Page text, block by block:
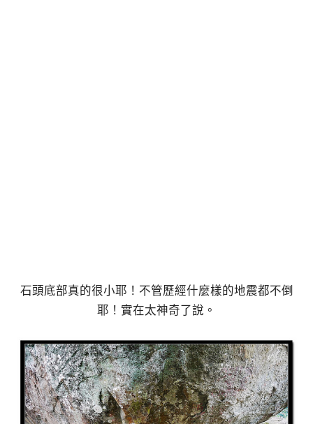
石頭底部真的很小耶！不管歷經什麼樣的地震都不倒
耶！實在太神奇了說。